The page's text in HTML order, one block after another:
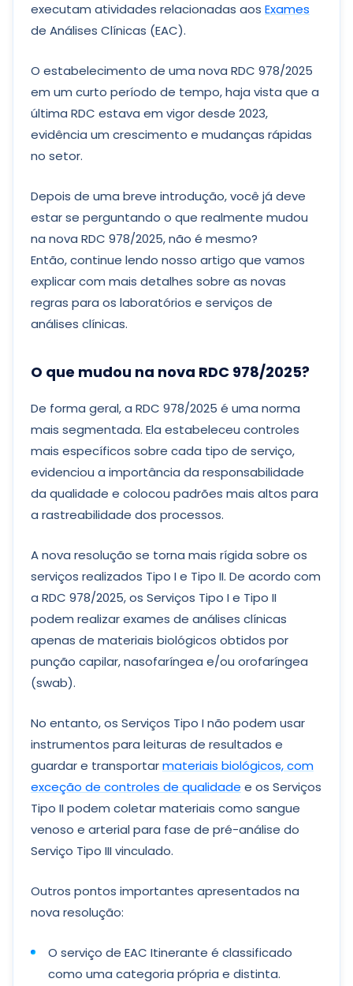
executam atividades relacionadas aos Exames
de Análises Clínicas (EAC).
O estabelecimento de uma nova RDC 978/2025
em um curto período de tempo, haja vista que a
última RDC estava em vigor desde 2023,
evidência um crescimento e mudanças rápidas
no setor.
Depois de uma breve introdução, você já deve
estar se perguntando o que realmente mudou
na nova RDC 978/2025, não é mesmo?
Então, continue lendo nosso artigo que vamos
explicar com mais detalhes sobre as novas
regras para os laboratórios e serviços de
análises clínicas.
O que mudou na nova RDC 978/2025?
De forma geral, a RDC 978/2025 é uma norma
mais segmentada. Ela estabeleceu controles
mais específicos sobre cada tipo de serviço,
evidenciou a importância da responsabilidade
da qualidade e colocou padrões mais altos para
a rastreabilidade dos processos.
A nova resolução se torna mais rígida sobre os
serviços realizados Tipo I e Tipo II. De acordo com
a RDC 978/2025, os Serviços Tipo I e Tipo II
podem realizar exames de análises clínicas
apenas de materiais biológicos obtidos por
punção capilar, nasofaríngea e/ou orofaríngea
(swab).
No entanto, os Serviços Tipo I não podem usar
instrumentos para leituras de resultados e
guardar e transportarmateriais biológicos, com
exceção de controles de qualidade e os Serviços
Tipo II podem coletar materiais como sangue
venoso e arterial para fase de pré-análise do
Serviço Tipo III vinculado.
Outros pontos importantes apresentados na
nova resolução:
O serviço de EAC Itinerante é classificado
como uma categoria própria e distinta.